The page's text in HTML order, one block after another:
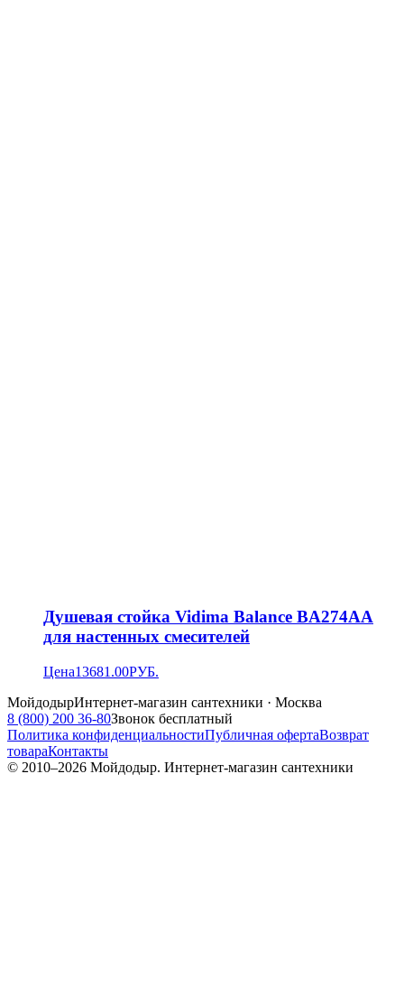
Душевая стойка Vidima Balance BA274AA
для настенных смесителей
Цена13681.00РУБ.
МойдодырИнтернет-магазин сантехники · Москва
8 (800) 200 36-80Звонок бесплатный
Политика конфиденциальностиПубличная офертаВозврат
товараКонтакты
© 2010–2026 Мойдодыр. Интернет-магазин сантехники